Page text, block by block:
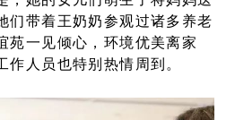
们带着王奶奶参观过诸多养老
苑一见倾心，环境优美离家
作人员也特别热情周到。